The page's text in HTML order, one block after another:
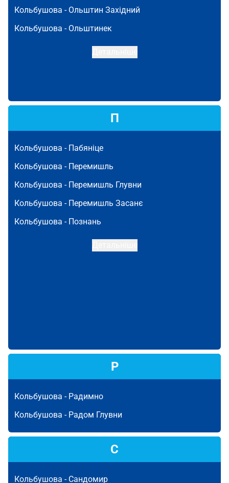
Кольбушова - Ольштин Західний
Кольбушова - Ольштинек
П
Кольбушова - Пабяніце
Кольбушова - Перемишль
Кольбушова - Перемишль Глувни
Кольбушова - Перемишль Засанє
Кольбушова - Познань
Р
Кольбушова - Радимно
Кольбушова - Радом Глувни
С
Кольбушова - Сандомир